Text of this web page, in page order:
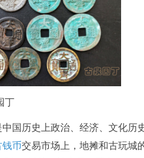
丁
中国历史上政治、经济、文化历
钱币交易市场上，地摊和古玩城